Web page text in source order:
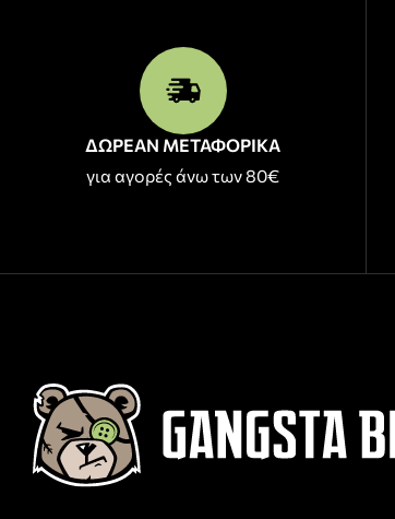
ΔΩΡΕΑΝ ΜΕΤΑΦΟΡΙΚΑ
για αγορές άνω των 80€